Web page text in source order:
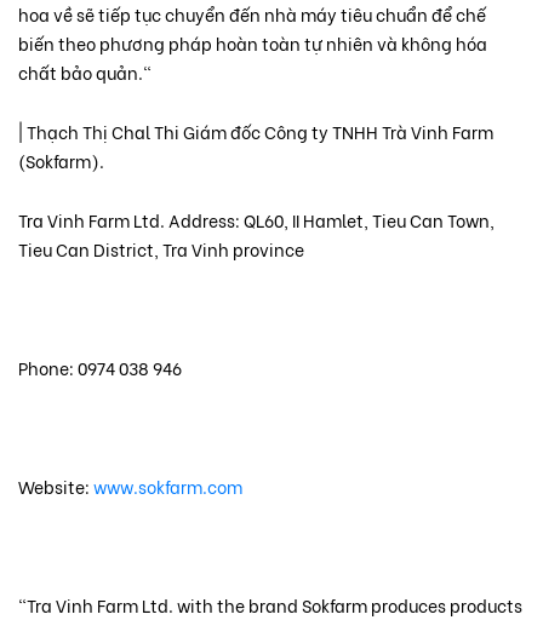
hoa về sẽ tiếp tục chuyển đến nhà máy tiêu chuẩn để chế
biến theo phương pháp hoàn toàn tự nhiên và không hóa
chất bảo quản."
| Thạch Thị Chal Thi Giám đốc Công ty TNHH Trà Vinh Farm
(Sokfarm).
Tra Vinh Farm Ltd. Address: QL60, II Hamlet, Tieu Can Town,
Tieu Can District, Tra Vinh province
Phone: 0974 038 946
Website:www.sokfarm.com
"Tra Vinh Farm Ltd. with the brand Sokfarm produces products